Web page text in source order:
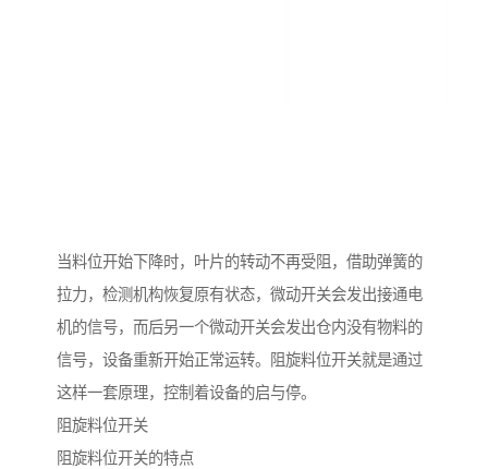
当料位开始下降时，叶片的转动不再受阻，借助弹簧的
拉力，检测机构恢复原有状态，微动开关会发出接通电
机的信号，而后另一个微动开关会发出仓内没有物料的
信号，设备重新开始正常运转。阻旋料位开关就是通过
这样一套原理，控制着设备的启与停。
阻旋料位开关
阻旋料位开关的特点